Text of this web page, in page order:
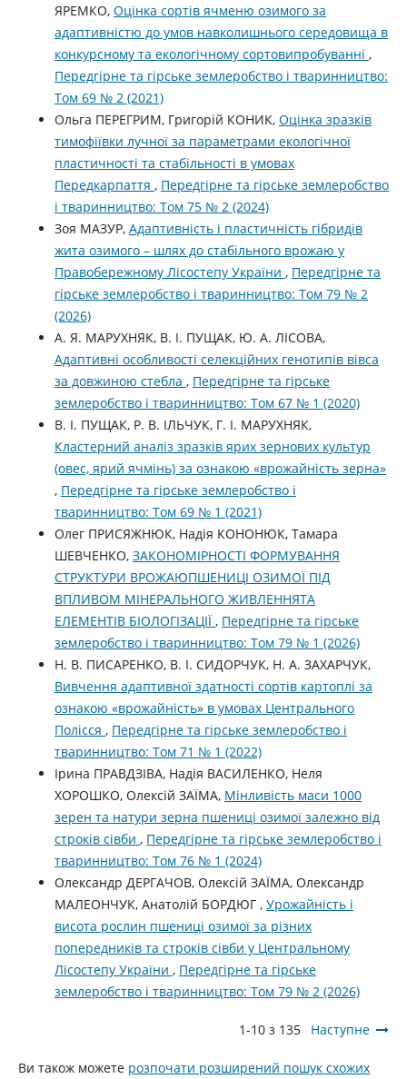
ЯРЕМКО, Оцінка сортів ячменю озимого за
адаптивністю до умов навколишнього середовища в
конкурсному та екологічному сортовипробуванні ,
Передгірне та гірське землеробство і тваринництво:
Том 69 № 2 (2021)
Ольга ПЕРЕГРИМ, Григорій КОНИК, Оцінка зразків
тимофіївки лучної за параметрами екологічної
пластичності та стабільності в умовах
Передкарпаття , Передгірне та гірське землеробство
і тваринництво: Том 75 № 2 (2024)
Зоя МАЗУР, Адаптивність і пластичність гібридів
жита озимого – шлях до стабільного врожаю у
Правобережному Лісостепу України , Передгірне та
гірське землеробство і тваринництво: Том 79 № 2
(2026)
А. Я. МАРУХНЯК, В. І. ПУЩАК, Ю. А. ЛІСОВА,
Адаптивні особливості селекційних генотипів вівса
за довжиною стебла , Передгірне та гірське
землеробство і тваринництво: Том 67 № 1 (2020)
В. І. ПУЩАК, Р. В. ІЛЬЧУК, Г. І. МАРУХНЯК,
Кластерний аналіз зразків ярих зернових культур
(овес, ярий ячмінь) за ознакою «врожайність зерна»
, Передгірне та гірське землеробство і
тваринництво: Том 69 № 1 (2021)
Олег ПРИСЯЖНЮК, Надія КОНОНЮК, Тамара
ШЕВЧЕНКО, ЗАКОНОМІРНОСТІ ФОРМУВАННЯ
СТРУКТУРИ ВРОЖАЮПШЕНИЦІ ОЗИМОЇ ПІД
ВПЛИВОМ МІНЕРАЛЬНОГО ЖИВЛЕННЯТА
ЕЛЕМЕНТІВ БІОЛОГІЗАЦІЇ , Передгірне та гірське
землеробство і тваринництво: Том 79 № 1 (2026)
Н. В. ПИСАРЕНКО, В. І. СИДОРЧУК, Н. А. ЗАХАРЧУК,
Вивчення адаптивної здатності сортів картоплі за
ознакою «врожайність» в умовах Центрального
Полісся , Передгірне та гірське землеробство і
тваринництво: Том 71 № 1 (2022)
Ірина ПРАВДЗІВА, Надія ВАСИЛЕНКО, Неля
ХОРОШКО, Олексій ЗАЇМА, Мінливість маси 1000
зерен та натури зерна пшениці озимої залежно від
строків сівби , Передгірне та гірське землеробство і
тваринництво: Том 76 № 1 (2024)
Олександр ДЕРГАЧОВ, Олексій ЗАЇМА, Олександр
МАЛЕОНЧУК, Анатолій БОРДЮГ , Урожайність і
висота рослин пшениці озимої за різних
попередників та строків сівби у Центральному
Лісостепу України , Передгірне та гірське
землеробство і тваринництво: Том 79 № 2 (2026)
1-10 з 135 Наступне
Ви також можете розпочати розширений пошук схожих